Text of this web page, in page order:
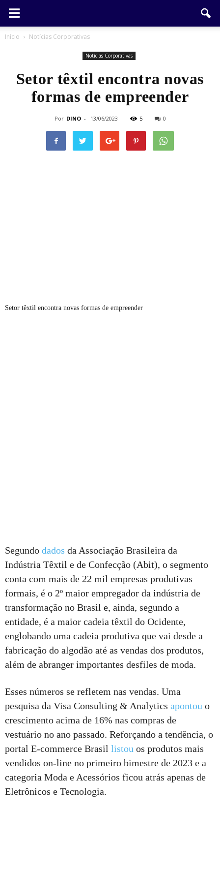
Início Notícias Corporativas
Notícias Corporativas
Setor têxtil encontra novas
formas de empreender
Por DINO - 13/06/2023 5 0
Setor têxtil encontra novas formas de empreender
Segundo dados da Associação Brasileira da
Indústria Têxtil e de Confecção (Abit), o segmento
conta com mais de 22 mil empresas produtivas
formais, é o 2º maior empregador da indústria de
transformação no Brasil e, ainda, segundo a
entidade, é a maior cadeia têxtil do Ocidente,
englobando uma cadeia produtiva que vai desde a
fabricação do algodão até as vendas dos produtos,
além de abranger importantes desfiles de moda.
Esses números se refletem nas vendas. Uma
pesquisa da Visa Consulting & Analytics apontou o
crescimento acima de 16% nas compras de
vestuário no ano passado. Reforçando a tendência, o
portal E-commerce Brasil listou os produtos mais
vendidos on-line no primeiro bimestre de 2023 e a
categoria Moda e Acessórios ficou atrás apenas de
Eletrônicos e Tecnologia.